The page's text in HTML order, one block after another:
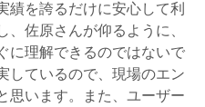
績を誇るだけに安心して利
、佐原さんが仰るように、
に理解できるのではないで
しているので、現場のエン
思います。また、ユーザー